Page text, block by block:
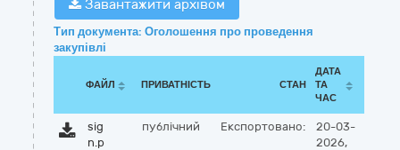
Завантажити архівом
Тип документа: Оголошення про проведення
закупівлі
ФАЙЛ ПРИВАТНІСТЬ СТАН
ДАТА
ТА
ЧАС
sig
n.p
публічний Експортовано:
20-03-
2026,